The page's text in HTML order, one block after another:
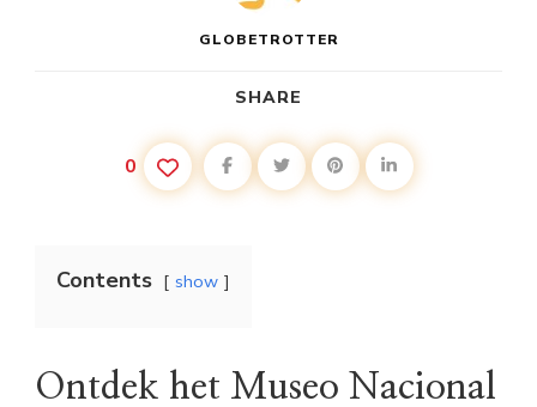
GLOBETROTTER
SHARE
0
Contents show
Ontdek het Museo Nacional